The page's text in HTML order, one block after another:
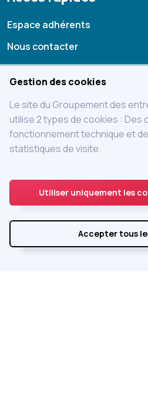
Espace adhérents
Nous contacter
Mentions légales
Charte
Adhérer au
Accès
Réalisé par
Gestion des cookies
Le site du Groupement des
utilise 2 types de cookies : Des
fonctionnement technique et
statistiques de visite.
Utiliser uniquement les
Accepter tous